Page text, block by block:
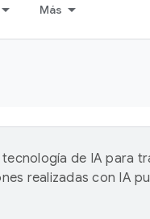
Más
de IA para
realizadas con IA